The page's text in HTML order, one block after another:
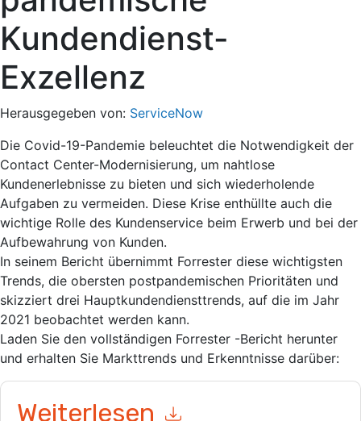
Kundendienst-
Exzellenz
Herausgegeben von: ServiceNow
Die Covid-19-Pandemie beleuchtet die Notwendigkeit der
Contact Center-Modernisierung, um nahtlose
Kundenerlebnisse zu bieten und sich wiederholende
Aufgaben zu vermeiden. Diese Krise enthüllte auch die
wichtige Rolle des Kundenservice beim Erwerb und bei der
Aufbewahrung von Kunden.
In seinem Bericht übernimmt Forrester diese wichtigsten
Trends, die obersten postpandemischen Prioritäten und
skizziert drei Hauptkundendiensttrends, auf die im Jahr
2021 beobachtet werden kann.
Laden Sie den vollständigen Forrester -Bericht herunter
und erhalten Sie Markttrends und Erkenntnisse darüber:
Weiterlesen